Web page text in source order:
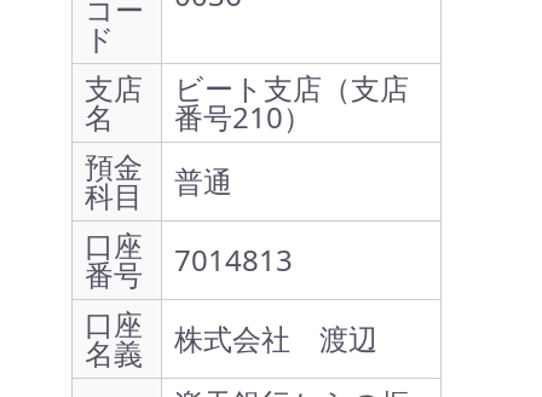
コー
ド
支店
名
ビート支店（支店
番号210）
預金
科目
普通
口座
番号
7014813
口座
名義
株式会社 渡辺